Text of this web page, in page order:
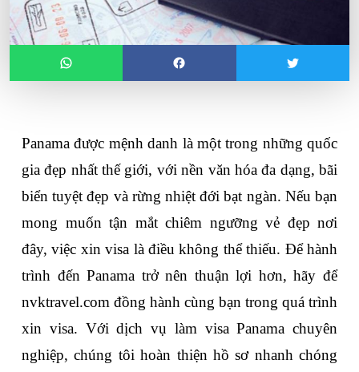
Panama được mệnh danh là một trong những quốc
gia đẹp nhất thế giới, với nền văn hóa đa dạng, bãi
biển tuyệt đẹp và rừng nhiệt đới bạt ngàn. Nếu bạn
mong muốn tận mắt chiêm ngưỡng vẻ đẹp nơi
đây, việc xin visa là điều không thể thiếu. Để hành
trình đến Panama trở nên thuận lợi hơn, hãy để
nvktravel.com đồng hành cùng bạn trong quá trình
xin visa. Với dịch vụ làm visa Panama chuyên
nghiệp, chúng tôi hoàn thiện hồ sơ nhanh chóng